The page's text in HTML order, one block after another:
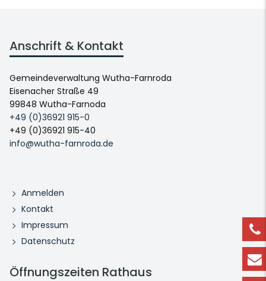
Anschrift & Kontakt
Gemeindeverwaltung Wutha-Farnroda
Eisenacher Straße 49
99848 Wutha-Farnoda
+49 (0)36921 915-0
+49 (0)36921 915-40
info@wutha-farnroda.de
Anmelden
Kontakt
Impressum
Datenschutz
Öffnungszeiten Rathaus